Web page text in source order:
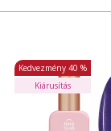
Kedvezmény 40 %
Kiárusítás